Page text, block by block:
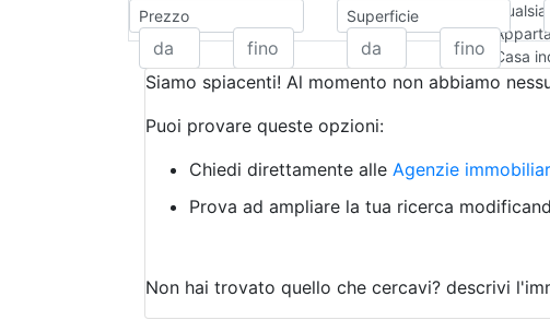
Casa
Casa
Box/
Prezzo Superficie
Siamo spiacenti! Al momento non abbiamo
Puoi provare queste opzioni:
Chiedi direttamente alle Agenzie
Prova ad ampliare la tua ricerca
Non hai trovato quello che cercavi? descrivi